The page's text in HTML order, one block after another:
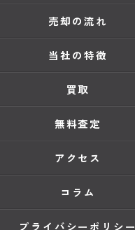
売却の流れ
当社の特徴
買取
無料査定
アクセス
コラム
プライバシーポリシー